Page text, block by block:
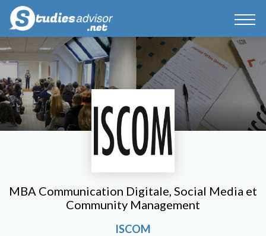
MBA Communication Digitale, Social Media et
Community Management
ISCOM